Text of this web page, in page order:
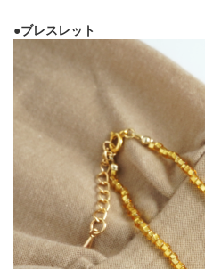
●ブレスレット